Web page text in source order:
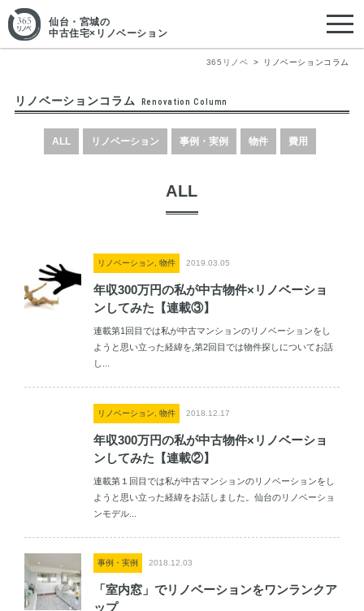
仙台・宮城の
中古住宅×リノベーション
365リノベ リノベーションコラム
リノベーションコラム Renovation Column
ALL リノベーション 事例・実例 物件 費用
ALL
リノベーション, 物件 2019.03.05
年収300万円の私が中古物件×リノベーショ
ンしてみた【連載③】
連載第1回目では私が中古マンションのリノベーションをし
ようと思い立った経緯を,第2回目では物件探しについてお話
し...
リノベーション, 物件 2018.12.17
年収300万円の私が中古物件×リノベーショ
ンしてみた【連載②】
連載第１回目では私が中古マンションのリノベーションをし
ようと思い立った経緯をお話しました。仙台のリノベーショ
ンモデル...
事例・実例 2018.12.03
「室内窓」でリノベーションをワンランクア
ップ